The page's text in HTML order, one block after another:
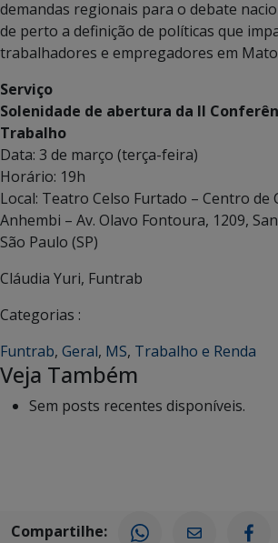
demandas regionais para o debate
de perto a definição de políticas que
trabalhadores e empregadores em
Serviço
Solenidade de abertura da II
Trabalho
Data: 3 de março (terça-feira)
Horário: 19h
Local: Teatro Celso Furtado – Centro de
Anhembi – Av. Olavo Fontoura, 1209,
São Paulo (SP)
Cláudia Yuri, Funtrab
Categorias :
Funtrab, Geral, MS, Trabalho e Renda
Veja Também
Sem posts recentes disponíveis.
Compartilhe: